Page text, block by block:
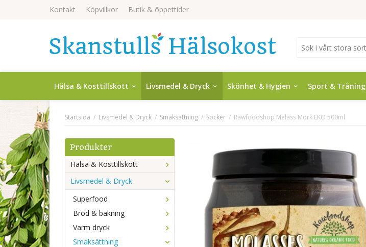
Kontakt Köpvillkor Butik & öppettider
Hälsa & Kosttillskott Livsmedel & Dryck Skönhet & Hygien Sport & Träning
Startsida / Livsmedel & Dryck / Smaksättning / Socker / Rawfoodshop Melass Mörk EKO 500ml
Produkter
Hälsa & Kosttillskott
Livsmedel & Dryck
Superfood
Bröd & bakning
Varm dryck
Smaksättning